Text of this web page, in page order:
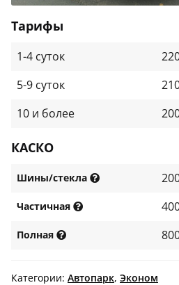
Тарифы
1-4 суток
5-9 суток
10 и более
КАСКО
Шины/стекла
Частичная
Полная
Категории: Автопарк, Эконом